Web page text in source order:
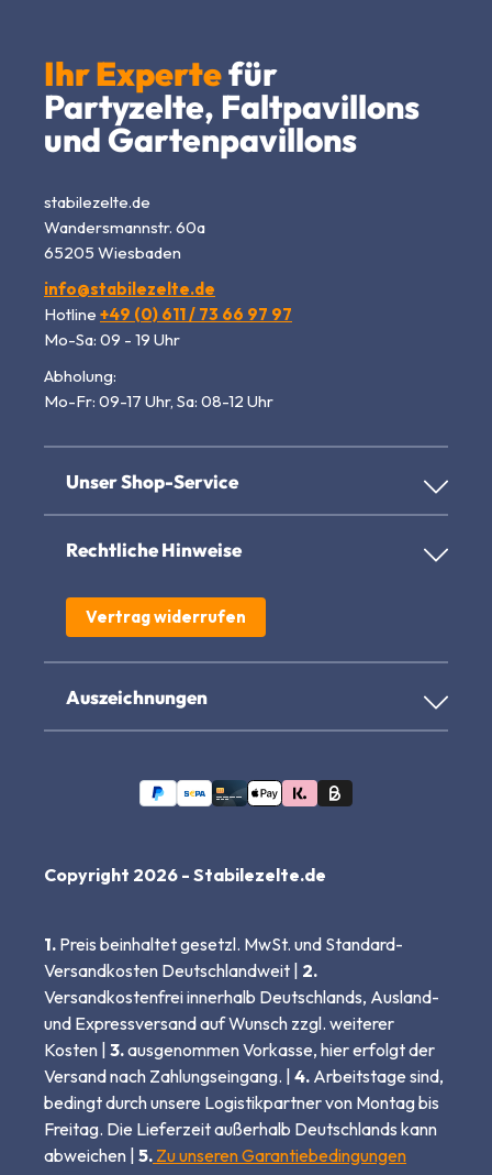
Ihr Expertefür
Partyzelte, Faltpavillons
und Gartenpavillons
stabilezelte.de
Wandersmannstr. 60a
65205 Wiesbaden
info@stabilezelte.de
Hotline +49 (0) 611 / 73 66 97 97
Mo-Sa: 09 - 19 Uhr
Abholung:
Mo-Fr: 09-17 Uhr, Sa: 08-12 Uhr
Unser Shop-Service
Rechtliche Hinweise
Vertrag widerrufen
Auszeichnungen
Copyright 2026 - Stabilezelte.de
1. Preis beinhaltet gesetzl. MwSt. und Standard-
Versandkosten Deutschlandweit | 2.
Versandkostenfrei innerhalb Deutschlands, Ausland-
und Expressversand auf Wunsch zzgl. weiterer
Kosten | 3.ausgenommen Vorkasse, hier erfolgt der
Versand nach Zahlungseingang. | 4. Arbeitstage sind,
bedingt durch unsere Logistikpartner von Montag bis
Freitag. Die Lieferzeit außerhalb Deutschlands kann
abweichen | 5. Zu unseren Garantiebedingungen